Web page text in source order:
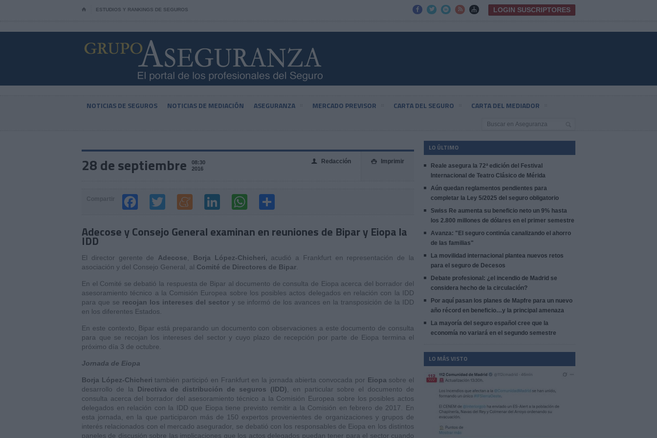
⌂ ESTUDIOS Y RANKINGS DE SEGUROS      LOGIN SUSCRIPTORES
NOTICIAS DE SEGUROS NOTICIAS DE MEDIACIÓN ASEGURANZA MERCADO PREVISOR CARTA DEL SEGURO CARTA DEL MEDIADOR
28 de septiembre
08:30
2016
 Imprimir
👤 Redacción
Adecose y Consejo General examinan en reuniones de Bipar y Eiopa la
IDD
El director gerente de Adecose Borja López-Chicheri, acudió a Frankfurt en representación de la
asociación y del Consejo General, al Comité de Directores de Bipar
En el Comité se debatió la respuesta de Bipar al documento de consulta de Eiopa acerca del borrador del
asesoramiento técnico a la Comisión Europea sobre los posibles actos delegados en relación con la IDD
para que se recojan los intereses del sectory se informó de los avances en la transposición de la IDD
en los diferentes Estados.
En este contexto, Bipar está preparando un documento con observaciones a este documento de consulta
para que se recojan los intereses del sector y cuyo plazo de recepción por parte de Eiopa termina el
próximo día 3 de octubre.
Jornada de Eiopa
Borja López-Chicheri también participó en Frankfurt en la jornada abierta convocada por Eiopa sobre el
desarrollo de la Directiva de distribución de seguros (IDD) , en particular sobre el documento de
consulta acerca del borrador del asesoramiento técnico a la Comisión Europea sobre los posibles actos
delegados en relación con la IDD que Eiopa tiene previsto remitir a la Comisión en febrero de 2017. En
esta jornada, en la que participaron más de 150 expertos provenientes de organizaciones y grupos de
interés relacionados con el mercado asegurador, se debatió con los responsables de Eiopa en los distintos
paneles de discusión sobre las implicaciones que los actos delegados puedan tener para el sector cuando
LO ÚLTIMO
Reale asegura la 72ª edición del Festival
Internacional de Teatro Clásico de Mérida
Aún quedan reglamentos pendientes para
completar la Ley 5/2025 del seguro obligatorio
Swiss Re aumenta su beneficio neto un 9% hasta
los 2.800 millones de dólares en el primer semestre
Avanza: "El seguro continúa canalizando el ahorro
de las familias"
La movilidad internacional plantea nuevos retos
para el seguro de Decesos
Debate profesional: ¿el incendio de Madrid se
considera hecho de la circulación?
Por aquí pasan los planes de Mapfre para un nuevo
año récord en beneficio…y la principal amenaza
La mayoría del seguro español cree que la
economía no variará en el segundo semestre
LO MÁS VISTO